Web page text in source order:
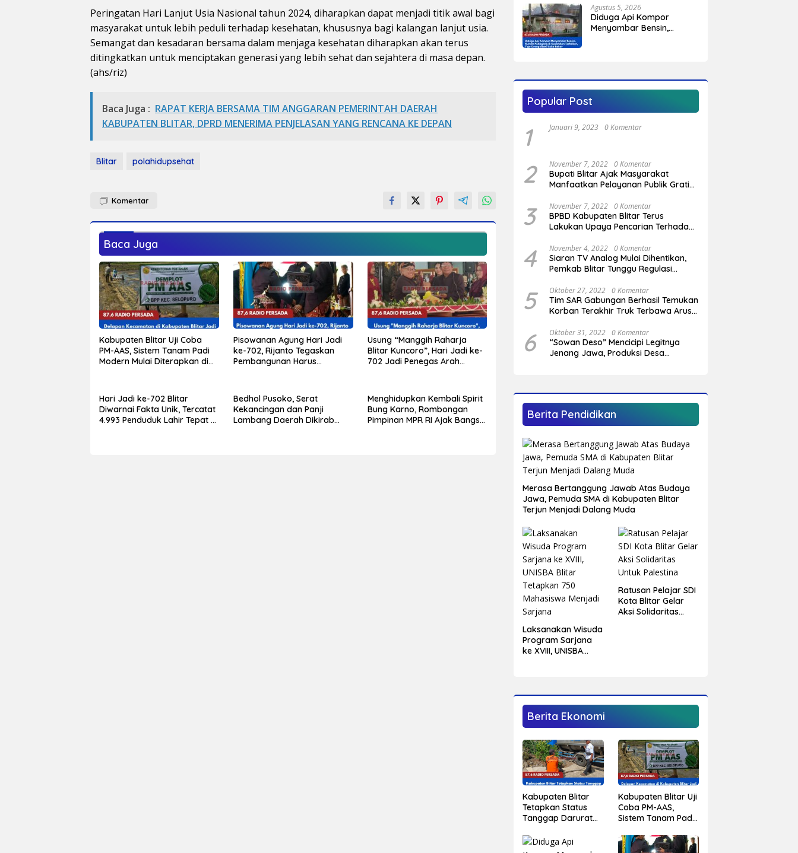
Peringatan Hari Lanjut Usia Nasional tahun 2024, diharapkan dapat menjadi titik awal bagi
masyarakat untuk lebih peduli terhadap kesehatan, khususnya bagi kalangan lanjut usia.
Semangat dan kesadaran bersama dalam menjaga kesehatan diharapkan akan terus
ditingkatkan untuk menciptakan generasi yang lebih sehat dan sejahtera di masa depan.
(ahs/riz)
Baca Juga : RAPAT KERJA BERSAMA TIM ANGGARAN PEMERINTAH DAERAH
KABUPATEN BLITAR, DPRD MENERIMA PENJELASAN YANG RENCANA KE DEPAN
Blitar polahidupsehat
Komentar
Baca Juga
Kabupaten Blitar Uji Coba
PM-AAS, Sistem Tanam Padi
Modern Mulai Diterapkan di
Pisowanan Agung Hari Jadi
ke-702, Rijanto Tegaskan
Pembangunan Harus
Usung “Manggih Raharja
Blitar Kuncoro”, Hari Jadi ke-
702 Jadi Penegas Arah
Hari Jadi ke-702 Blitar
Diwarnai Fakta Unik, Tercatat
4.993 Penduduk Lahir Tepat 5
Bedhol Pusoko, Serat
Kekancingan dan Panji
Lambang Daerah Dikirab
Menghidupkan Kembali Spirit
Bung Karno, Rombongan
Pimpinan MPR RI Ajak Bangsa
Kecamatan
Agustus 5, 2026
Diduga Api Kompor
Menyambar Bensin,
Popular Post
1 Januari 9, 2023 0 Komentar
2 November 7, 2022 0 Komentar
Bupati Blitar Ajak Masyarakat
Manfaatkan Pelayanan Publik Gratis
Desa/Kelurahan
3 November 7, 2022 0 Komentar
BPBD Kabupaten Blitar Terus
Lakukan Upaya Pencarian Terhadap
Serang
4 November 4, 2022 0 Komentar
Siaran TV Analog Mulai Dihentikan,
Pemkab Blitar Tunggu Regulasi
5 Oktober 27, 2022 0 Komentar
Tim SAR Gabungan Berhasil Temukan
Korban Terakhir Truk Terbawa Arus
6 Oktober 31, 2022 0 Komentar
“Sowan Deso” Mencicipi Legitnya
Jenang Jawa, Produksi Desa
Berita Pendidikan
Merasa Bertanggung Jawab Atas Budaya
Jawa, Pemuda SMA di Kabupaten Blitar
Terjun Menjadi Dalang Muda
Laksanakan Wisuda
Program Sarjana
ke XVIII, UNISBA
Ratusan Pelajar SDI
Kota Blitar Gelar
Aksi Solidaritas
Berita Ekonomi
Kabupaten Blitar
Tetapkan Status
Tanggap Darurat
Sejumlah Desa
Mulai Krisis Air
Kabupaten Blitar Uji
Coba PM-AAS,
Sistem Tanam Padi
Diterapkan di
Delapan